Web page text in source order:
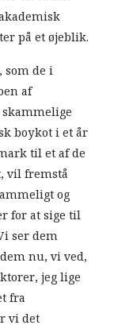
på et øjeblik.
som de i
af
boykot i et år
til et af de
vil fremstå
og
for at sige til
ser dem
nu, vi ved,
jeg lige
fra
vi det